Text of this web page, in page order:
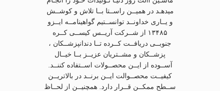
میدهـد در همیــن راســتا بــا تلاش و کوشــش
و یــاری خداونــد توانســتیم گواهینامــه ایــزو
۱۳۴۸۵ از شــرکت آریــس کیســی کــره
جنوبــی دریافــت کــرده تــا دندانپزشــکان ،
پزشــکان و مشــتریان عزیــز بــا خیــال
آســوده از ایــن محصــولات اســتفاده کننــد.
کیفیــت محصــوالت ایــن برنــد در بالاتریــن
ســطح ممکــن قــرار دارد. همچنیــن از لحــاظ